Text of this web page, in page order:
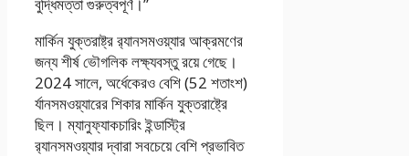
বুদ্ধিমত্তা গুরুত্বপূর্ণ।”
মার্কিন যুক্তরাষ্ট্র র‍্যানসমওয়্যার আক্রমণের
জন্য শীর্ষ ভৌগলিক লক্ষ্যবস্তু রয়ে গেছে।
2024 সালে, অর্ধেকেরও বেশি (52 শতাংশ)
র্যানসমওয়্যারের শিকার মার্কিন যুক্তরাষ্ট্রে
ছিল। ম্যানুফ্যাকচারিং ইন্ডাস্ট্রি
র‍্যানসমওয়্যার দ্বারা সবচেয়ে বেশি প্রভাবিত